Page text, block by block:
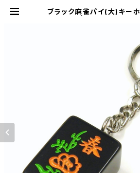
ブラック麻雀パイ(大)キ